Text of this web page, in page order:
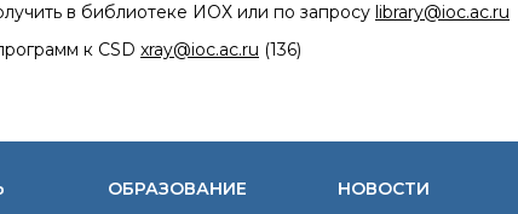
в библиотеке ИОХ или по запросу library@ioc.ac.ru
к CSD xray@ioc.ac.ru (136)
ОБРАЗОВАНИЕ НОВОСТИ